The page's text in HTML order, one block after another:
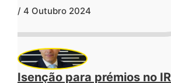
/ 4 Outubro 2024
Isenção para prémios no